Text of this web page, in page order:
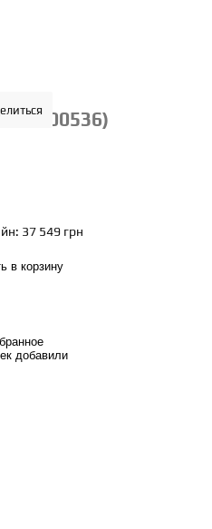
200900536)
37 549 грн
в корзину
добавили